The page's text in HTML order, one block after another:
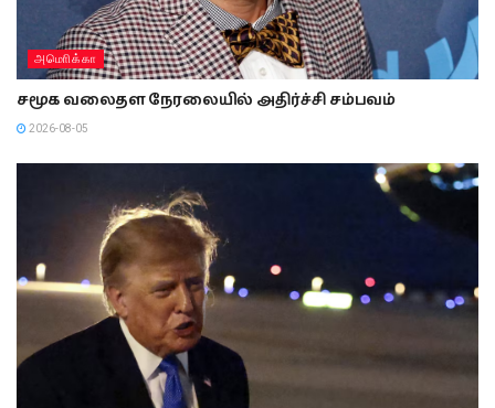
அமொிக்கா
சமூக வலைதள நேரலையில் அதிர்ச்சி சம்பவம்
2026-08-05